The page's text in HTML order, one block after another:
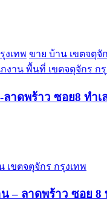
งเทพ ขาย บ้าน เขตจตุจั
งาน พื้นที่ เขตจตุจักร กรุ
ดพร้าว ซอย8 ทำเ
เขตจตุจักร กรุงเทพ
– ลาดพร้าว ซอย 8